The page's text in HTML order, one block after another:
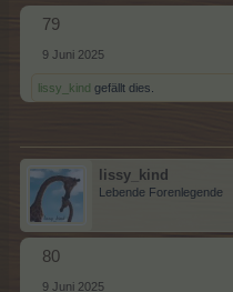
79
9 Juni 2025
lissy_kind gefällt dies.
lissy_kind
Lebende Forenlegende
80
9 Juni 2025